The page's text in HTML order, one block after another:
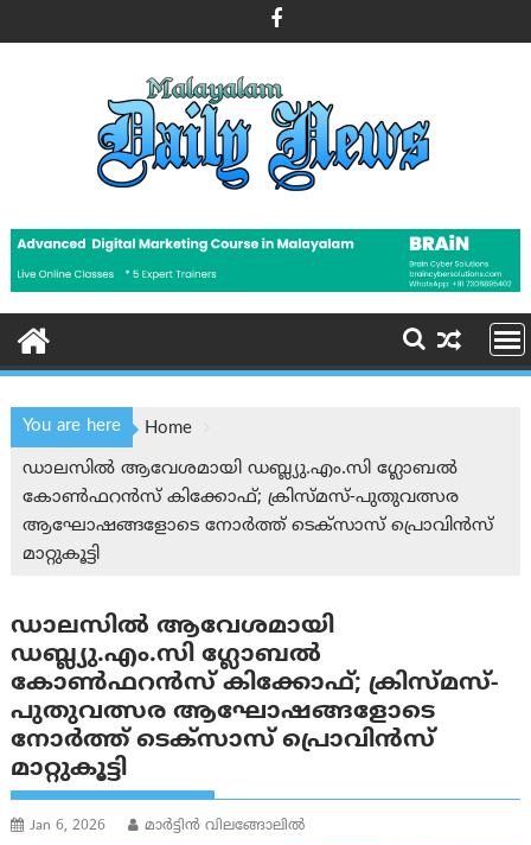
to
You are here
Home
ഡാലസിൽ ആവേശമായി ഡബ്ല്യു.എം.സി ഗ്ലോബൽ
കോൺഫറൻസ് കിക്കോഫ്; ക്രിസ്മസ്-പുതുവത്സര
ആഘോഷങ്ങളോടെ നോർത്ത് ടെക്‌സാസ് പ്രൊവിൻസ്
മാറ്റുകൂട്ടി
ഡാലസിൽ ആവേശമായി
ഡബ്ല്യു.എം.സി ഗ്ലോബൽ
കോൺഫറൻസ് കിക്കോഫ്; ക്രിസ്മസ്-
പുതുവത്സര ആഘോഷങ്ങളോടെ
നോർത്ത് ടെക്‌സാസ് പ്രൊവിൻസ്
മാറ്റുകൂട്ടി
Jan 6, 2026 മാർട്ടിൻ വിലങ്ങോലിൽ